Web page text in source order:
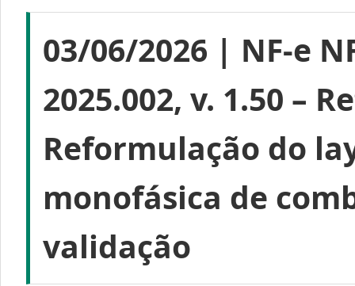
03/06/2026 | NF-e
2025.002, v. 1.50 –
Reformulação do
monofásica de
validação